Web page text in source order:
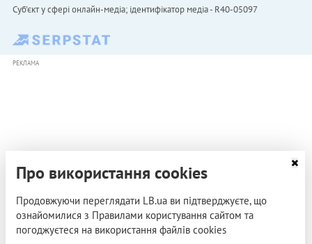
Cуб'єкт у сфері онлайн-медіа; ідентифікатор медіа - R40-05097
РЕКЛАМА
Про використання cookies
Продовжуючи переглядати LB.ua ви підтверджуєте, що
ознайомилися з Правилами користування сайтом та
погоджуєтеся на використання файлів cookies